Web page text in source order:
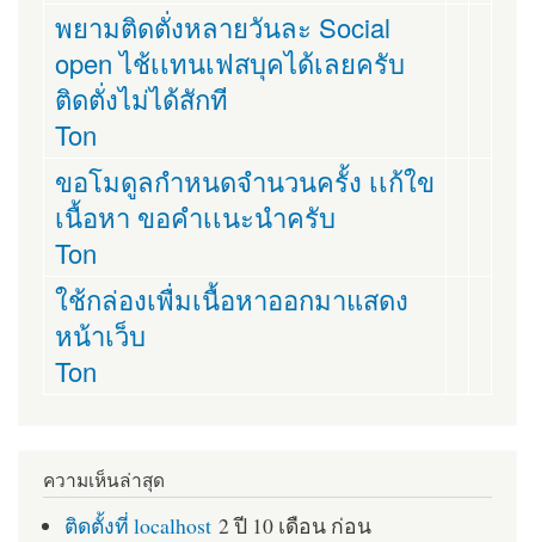
พยามติดตั่งหลายวันละ Social
open ไช้เเทนเฟสบุคได้เลยครับ
ติดตั่งไม่ได้สักที
Ton
ขอโมดูลกำหนดจำนวนครั้ง เเก้ใข
เนื้อหา ขอคำเเนะนำครับ
Ton
ใช้กล่องเพื่มเนื้อหาออกมาแสดง
หน้าเว็บ
Ton
ความเห็นล่าสุด
ติดตั้งที่ localhost 2 ปี 10 เดือน ก่อน